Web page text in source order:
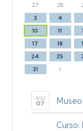
27
28
3
4
10
11
17
18
24
25
31
1
AGO
07
Curso: